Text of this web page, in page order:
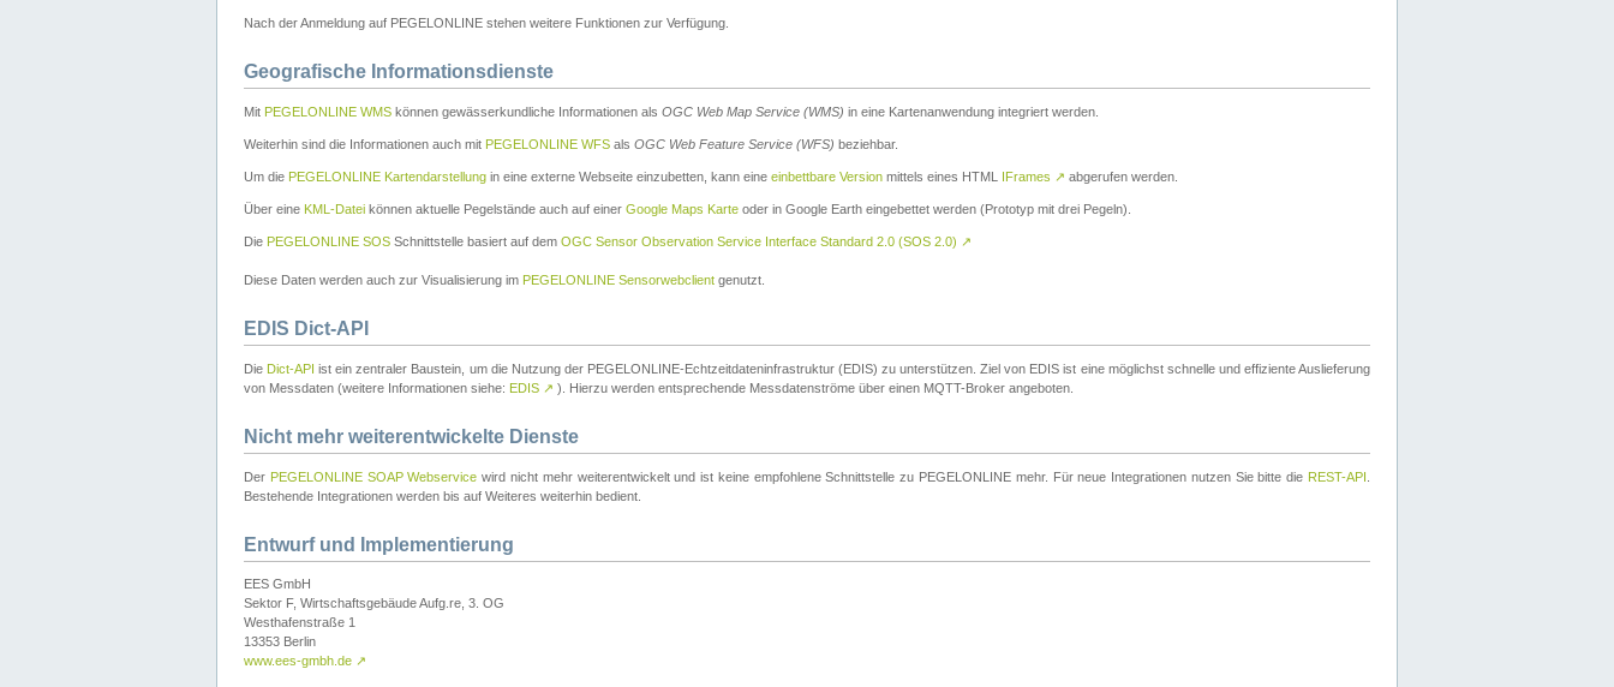
Nach der Anmeldung auf PEGELONLINE stehen weitere Funktionen zur Verfügung.
Geografische Informationsdienste
Mit PEGELONLINE WMS können gewässerkundliche Informationen als OGC Web Map Service (WMS) in eine Kartenanwendung integriert werden.
Weiterhin sind die Informationen auch mit PEGELONLINE WFS als OGC Web Feature Service (WFS) beziehbar.
Um die PEGELONLINE Kartendarstellung in eine externe Webseite einzubetten, kann eine einbettbare Version mittels eines HTML IFrames ↗ abgerufen werden.
Über eine KML-Datei können aktuelle Pegelstände auch auf einer Google Maps Karte oder in Google Earth eingebettet werden (Prototyp mit drei Pegeln).
Die PEGELONLINE SOS Schnittstelle basiert auf dem OGC Sensor Observation Service Interface Standard 2.0 (SOS 2.0) ↗
Diese Daten werden auch zur Visualisierung im PEGELONLINE Sensorwebclient genutzt.
EDIS Dict-API
Die Dict-API ist ein zentraler Baustein, um die Nutzung der PEGELONLINE-Echtzeitdateninfrastruktur (EDIS) zu unterstützen. Ziel von EDIS ist eine möglichst schnelle und effiziente Auslieferung
von Messdaten (weitere Informationen siehe: EDIS ↗ ). Hierzu werden entsprechende Messdatenströme über einen MQTT-Broker angeboten.
Nicht mehr weiterentwickelte Dienste
Der PEGELONLINE SOAP Webservice wird nicht mehr weiterentwickelt und ist keine empfohlene Schnittstelle zu PEGELONLINE mehr. Für neue Integrationen nutzen Sie bitte die REST-API
Bestehende Integrationen werden bis auf Weiteres weiterhin bedient.
Entwurf und Implementierung
EES GmbH
Sektor F, Wirtschaftsgebäude Aufg.re, 3. OG
Westhafenstraße 1
13353 Berlin
www.ees-gmbh.de ↗